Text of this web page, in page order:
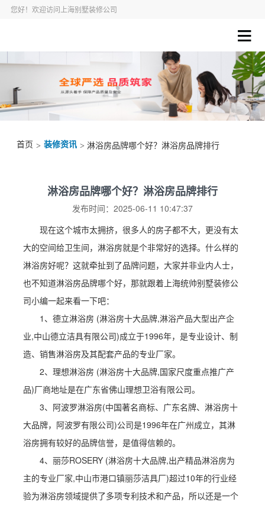
您好！欢迎访问上海别墅装修公司
首页 > 装修资讯 > 淋浴房品牌哪个好？淋浴房品牌排行
淋浴房品牌哪个好？淋浴房品牌排行
发布时间：2025-06-11 10:47:37
现在这个城市太拥挤，很多人的房子都不大，更没有太
大的空间给卫生间，淋浴房就是个非常好的选择。什么样的
淋浴房好呢？这就牵扯到了品牌问题，大家并非业内人士，
也不知道淋浴房品牌哪个好，那就跟着上海统帅别墅装修公
司小编一起来看一下吧：
1、德立淋浴房 (淋浴房十大品牌,淋浴产品大型出产企
业,中山德立洁具有限公司)成立于1996年，是专业设计、制
造、销售淋浴房及其配套产品的专业厂家。
2、理想淋浴房 (淋浴房十大品牌,国家尺度重点推广产
品)厂商地址是在广东省佛山理想卫浴有限公司。
3、阿波罗淋浴房(中国著名商标、广东名牌、淋浴房十
大品牌，阿波罗有限公司)公司是1996年在广州成立，其淋
浴房拥有较好的品牌信誉，是值得信赖的。
4、丽莎ROSERY (淋浴房十大品牌,出产精品淋浴房为
主的专业厂家,中山市港口镇丽莎洁具厂)超过10年的行业经
验为淋浴房领域提供了多项专利技术和产品，所以还是一个